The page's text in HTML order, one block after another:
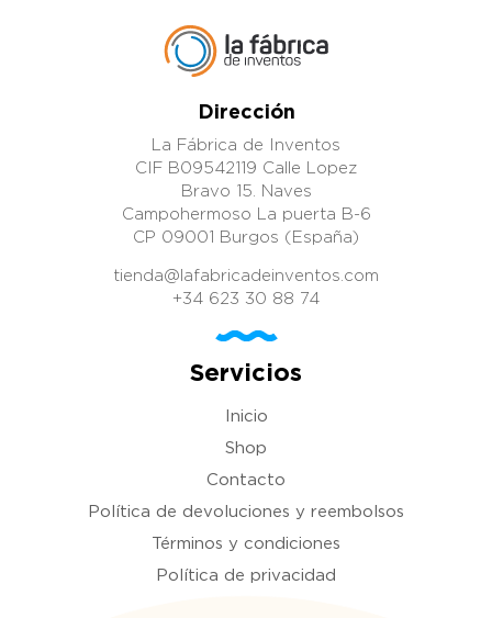
Dirección
La Fábrica de Inventos
CIF B09542119 Calle Lopez
Bravo 15. Naves
Campohermoso La puerta B-6
CP 09001 Burgos (España)
tienda@lafabricadeinventos.com
+34 623 30 88 74
Servicios
Inicio
Shop
Contacto
Política de devoluciones y reembolsos
Términos y condiciones
Política de privacidad